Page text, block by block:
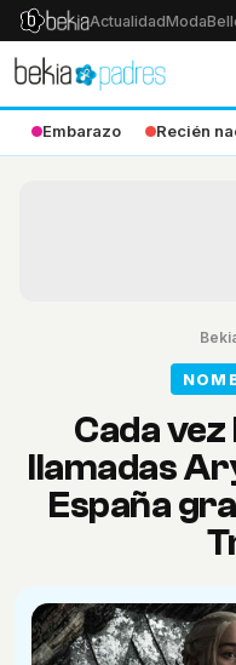
ActualidadModa
Embarazo Recién
Cada
llamadas
España